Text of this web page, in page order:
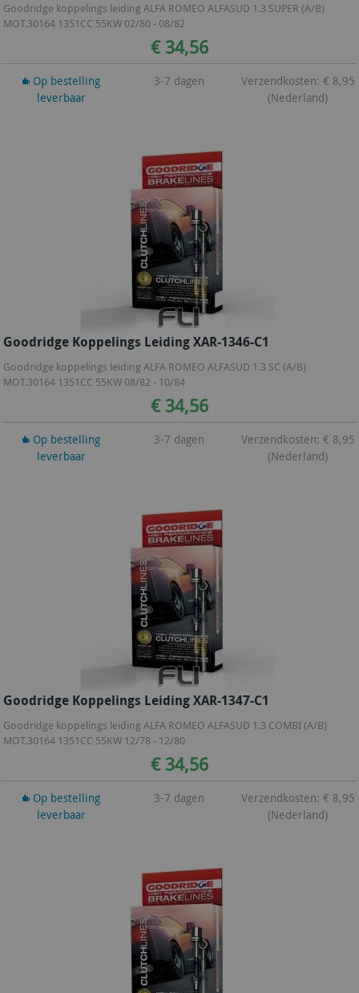
Goodridge koppelings leiding ALFA ROMEO ALFASUD 1.3 SUPER (A/B)
MOT.30164 1351CC 55KW 02/80 - 08/82
€ 34,56
Op bestelling
leverbaar
3-7 dagen
Verzendkosten: € 8,95
(Nederland)
Goodridge Koppelings Leiding XAR-1346-C1
Goodridge koppelings leiding ALFA ROMEO ALFASUD 1.3 SC (A/B)
MOT.30164 1351CC 55KW 08/82 - 10/84
€ 34,56
Op bestelling
leverbaar
3-7 dagen
Verzendkosten: € 8,95
(Nederland)
Goodridge Koppelings Leiding XAR-1347-C1
Goodridge koppelings leiding ALFA ROMEO ALFASUD 1.3 COMBI (A/B)
MOT.30164 1351CC 55KW 12/78 - 12/80
€ 34,56
Op bestelling
leverbaar
3-7 dagen
Verzendkosten: € 8,95
(Nederland)